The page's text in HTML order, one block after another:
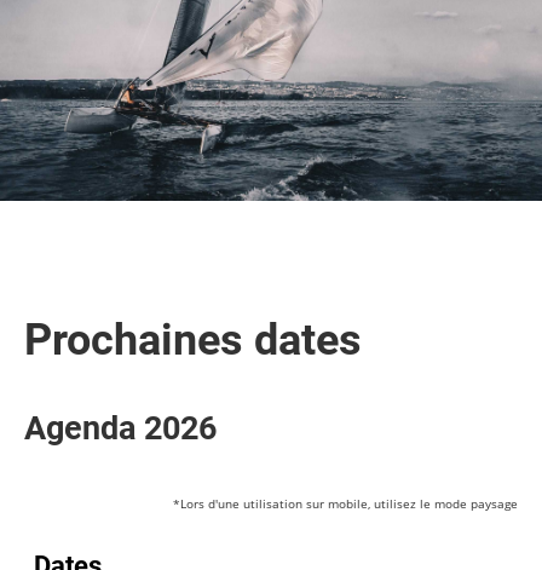
Prochaines dates
Agenda 2026
*Lors d'une utilisation sur mobile, utilisez le mode paysage